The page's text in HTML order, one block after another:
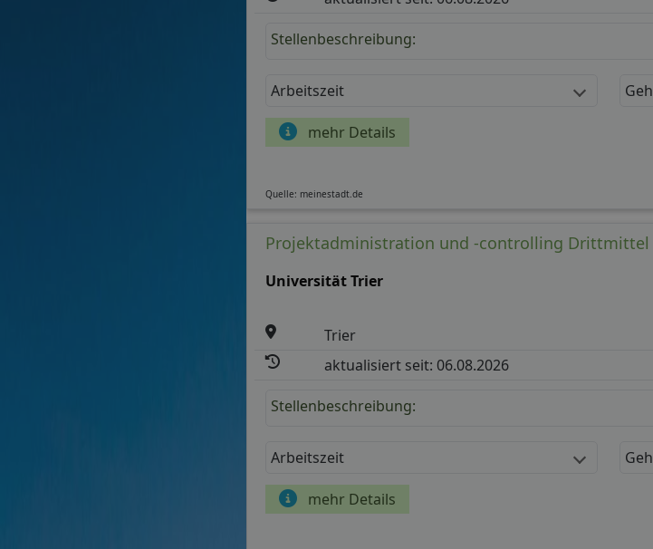
Stellenbeschreibung:
Arbeitszeit
mehr Details
Quelle: meinestadt.de
Projektadministration und -controlling Drittmittel
Universität Trier
Trier
aktualisiert seit: 06.08.2026
Stellenbeschreibung:
Arbeitszeit
mehr Details